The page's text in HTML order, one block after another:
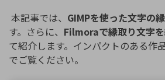
本記事では、 GIMPを使った文字の
す。さらに、 Filmoraで縁取り文字
て紹介します。インパクトのある作
でご覧ください。